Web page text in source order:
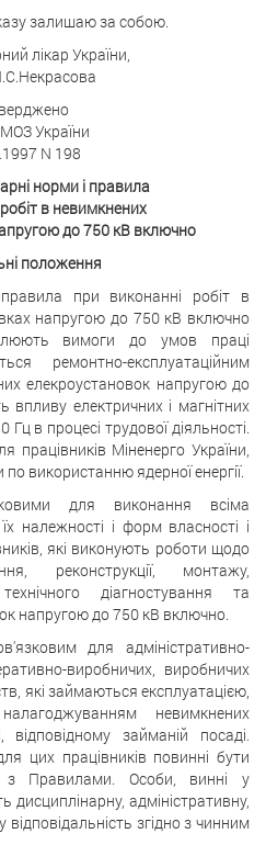
залишаю за собою.
лікар України,
України
N 198
норми і правила
в невимкнених
до 750 кВ включно
положення
при виконанні робіт в
напругою до 750 кВ включно
вимоги до умов праці
ремонтно-експлуатаційним
елекроустановок напругою до
електричних і магнітних
в процесі трудової діяльності.
Міненерго України,
використанню ядерної енергії.
для виконання всіма
належності і форм власності і
які виконують роботи щодо
реконструкції, монтажу,
діагностування та
напругою до 750 кВ включно.
для адміністративно-
виробничих, виробничих
які займаються експлуатацією,
невимкнених
відповідному займаній посаді.
цих працівників повинні бути
з Правилами. Особи, винні у
дисциплінарну, адміністративну,
згідно з чинним